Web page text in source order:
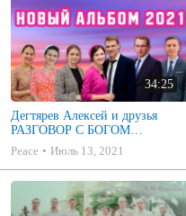
34:25
Дегтярев Алексей и друзья
РАЗГОВОР С БОГОМ
Христианские песни МСЦ ЕХБ
2021 (7я)
Peace Июль 13, 2021